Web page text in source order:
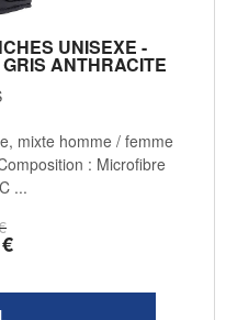
UNISEXE -
ANTHRACITE
€
mixte homme / femme
: Microfibre
...